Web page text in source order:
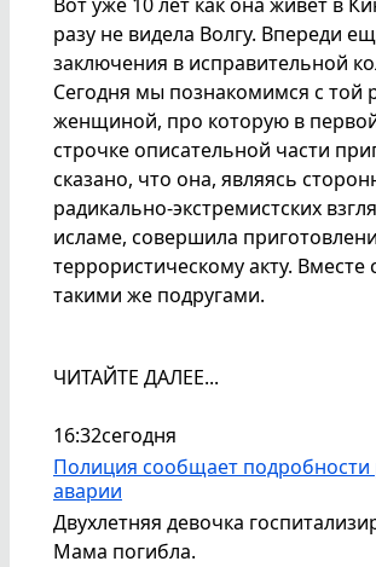
разу не видела Волгу. Впереди
заключения в исправительной
Сегодня мы познакомимся с той
женщиной, про которую в
строчке описательной части
сказано, что она, являясь
радикально-экстремистских
исламе, совершила
террористическому акту. Вместе
такими же подругами.
ЧИТАЙТЕ ДАЛЕЕ...
16:32сегодня
Полиция сообщает
аварии
Двухлетняя девочка
Мама погибла.